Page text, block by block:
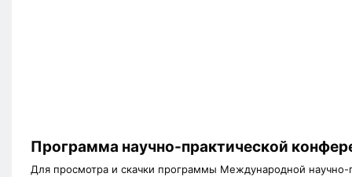
Программа научно-практической
Для просмотра и скачки программы Международной научно-